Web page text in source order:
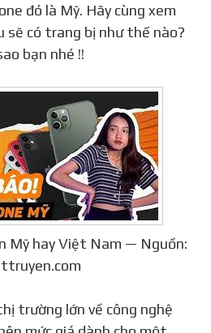
đó là Mỹ. Hãy cùng xem
sẽ có trang bị như thế nào?
bạn nhé !!
Mỹ hay Việt Nam — Nguồn: